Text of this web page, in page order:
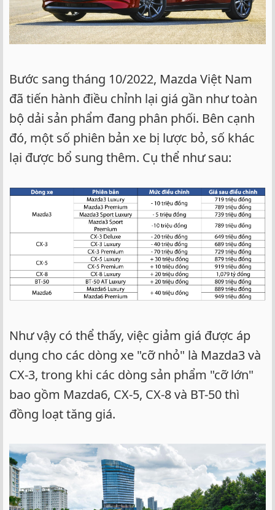
Bước sang tháng 10/2022, Mazda Việt Nam
đã tiến hành điều chỉnh lại giá gần như toàn
bộ dải sản phẩm đang phân phối. Bên cạnh
đó, một số phiên bản xe bị lược bỏ, số khác
lại được bổ sung thêm. Cụ thể như sau:
Như vậy có thể thấy, việc giảm giá được áp
dụng cho các dòng xe "cỡ nhỏ" là Mazda3 và
CX-3, trong khi các dòng sản phẩm "cỡ lớn"
bao gồm Mazda6, CX-5, CX-8 và BT-50 thì
đồng loạt tăng giá.